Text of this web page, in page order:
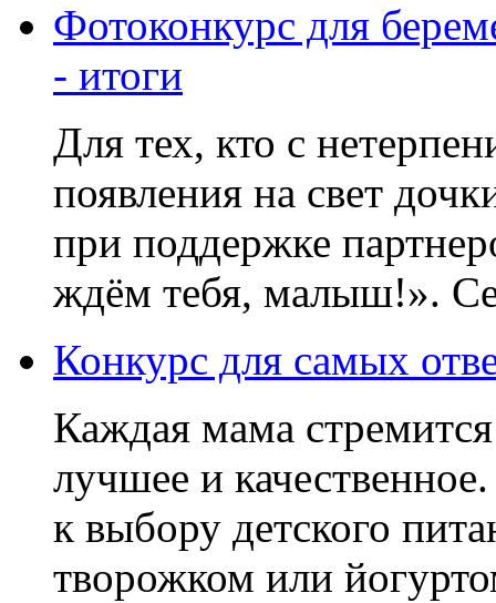
Фотоконкурс для
- итоги
Для тех, кто с
появления на свет
при поддержке
ждём тебя, малыш!».
Конкурс для самых
Каждая мама
лучшее и
к выбору детского
творожком или